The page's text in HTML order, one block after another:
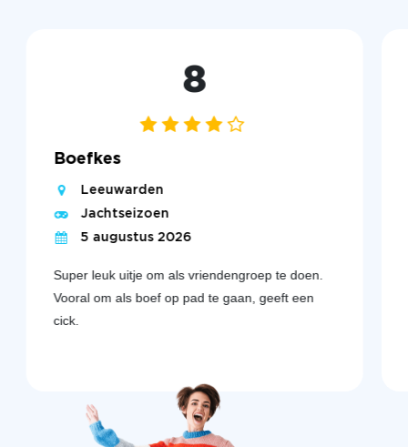
8
Boefkes
Leeuwarden
Jachtseizoen
5 augustus 2026
Super leuk uitje om als vriendengroep te doen.
Vooral om als boef op pad te gaan, geeft een
cick.